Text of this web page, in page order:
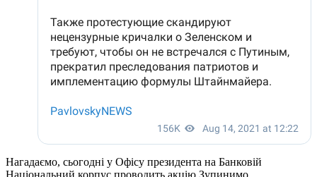
Нагадаємо, сьогодні у Офісу президента на Банковій
Національний корпус проводить акцію Зупинимо